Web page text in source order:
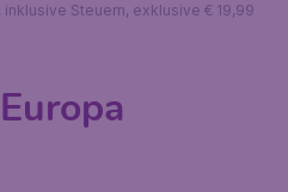
Steuern, exklusive € 19,99